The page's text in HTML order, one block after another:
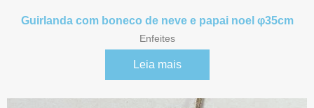
Guirlanda com boneco de neve e papai noel φ35cm
Enfeites
Leia mais